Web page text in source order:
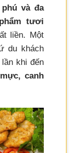
và đa
tươi
liền. Một
du khách
khi đến
canh